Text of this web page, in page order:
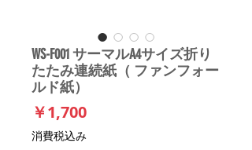
WS-F001 サーマルA4サイズ折り
たたみ連続紙（ ファンフォー
ルド紙）
￥1,700価格
消費税込み